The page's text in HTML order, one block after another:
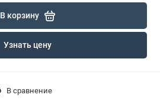
В корзину
Узнать цену
В сравнение